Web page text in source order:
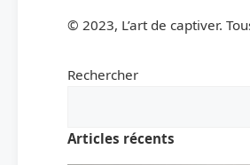
© 2023, L’art de captiver.
Rechercher
Articles récents